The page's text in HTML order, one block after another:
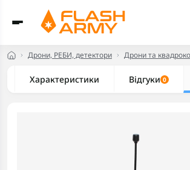
Дрони, РЕБИ, детектори Дрони та
Характеристики Відгуки 0